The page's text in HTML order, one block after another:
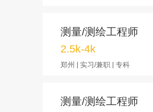
测量/测绘工程师
2.5k-4k
郑州 | 实习/兼职 | 专科
测量/测绘工程师